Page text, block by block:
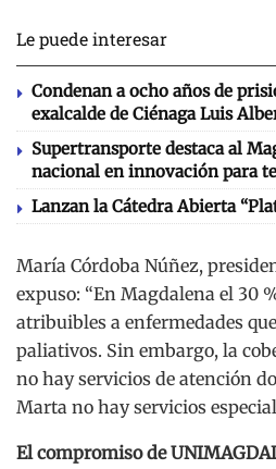
Le puede interesar
Condenan a ocho años de
exalcalde de Ciénaga Luis
Supertransporte destaca al
nacional en innovación para
Lanzan la Cátedra Abierta
María Córdoba Núñez,
expuso: “En Magdalena el 30
atribuibles a enfermedades
paliativos. Sin embargo, la
no hay servicios de atención
Marta no hay servicios
El compromiso de